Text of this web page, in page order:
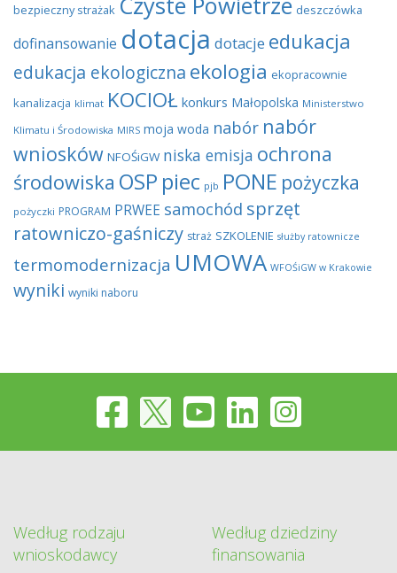
bezpieczny strażak deszczówka
dofinansowanie dotacja dotacje edukacja
edukacja ekologiczna ekologia ekopracownie
kanalizacja klimat KOCIOŁ konkurs Małopolska Ministerstwo
Klimatu i Środowiska MIRS moja woda nabór nabór
wniosków NFOŚiGW niska emisja ochrona
środowiska OSP piec pjb PONE pożyczka
pożyczki PROGRAM PRWEE samochód sprzęt
ratowniczo-gaśniczy straż SZKOLENIE służby ratownicze
termomodernizacja UMOWA WFOŚiGW w Krakowie
wyniki wyniki naboru
Według rodzaju
wnioskodawcy
Według dziedziny
finansowania